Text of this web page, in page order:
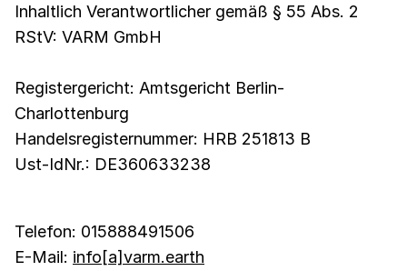
Inhaltlich Verantwortlicher gemäß § 55 Abs. 2
RStV: VARM GmbH
Registergericht: Amtsgericht Berlin-
Charlottenburg
Handelsregisternummer: HRB 251813 B
Ust-IdNr.: DE360633238
Telefon: 015888491506
E-Mail: info[a]varm.earth